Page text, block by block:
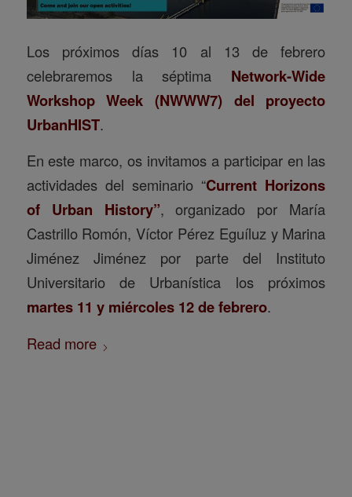
Los próximos días 10 al 13 de febrero
celebraremos la séptima Network-Wide
Workshop Week (NWWW7) del proyecto
UrbanHIST.
En este marco, os invitamos a participar en las
actividades del seminario “Current Horizons
of Urban History”, organizado por María
Castrillo Romón, Víctor Pérez Eguíluz y Marina
Jiménez Jiménez por parte del Instituto
Universitario de Urbanística los próximos
martes 11 y miércoles 12 de febrero.
Read more